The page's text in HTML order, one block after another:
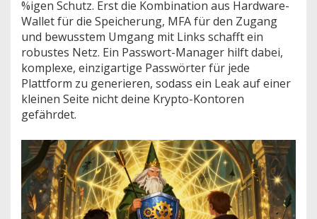
%igen Schutz. Erst die Kombination aus Hardware-
Wallet für die Speicherung, MFA für den Zugang
und bewusstem Umgang mit Links schafft ein
robustes Netz. Ein Passwort-Manager hilft dabei,
komplexe, einzigartige Passwörter für jede
Plattform zu generieren, sodass ein Leak auf einer
kleinen Seite nicht deine Krypto-Kontoren
gefährdet.